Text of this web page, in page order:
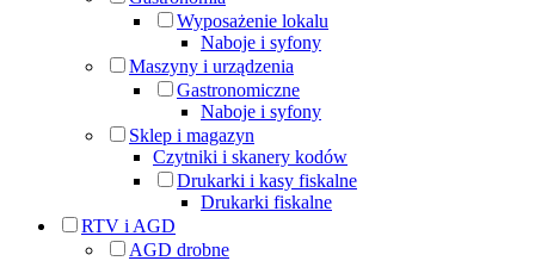
Wyposażenie lokalu
Naboje i syfony
Maszyny i urządzenia
Gastronomiczne
Naboje i syfony
Sklep i magazyn
Czytniki i skanery kodów
Drukarki i kasy fiskalne
Drukarki fiskalne
RTV i AGD
AGD drobne